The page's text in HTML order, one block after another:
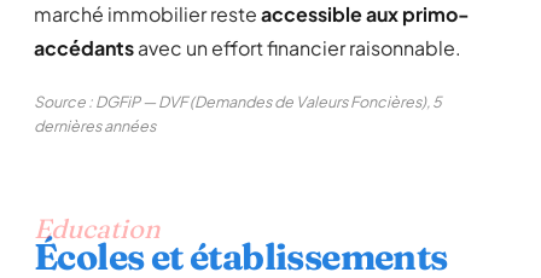
marché immobilier resteaccessible aux primo-
accédantsavec un effort financier raisonnable.
Source : DGFiP — DVF (Demandes de Valeurs Foncières), 5
dernières années
Education
Écoles et établissements